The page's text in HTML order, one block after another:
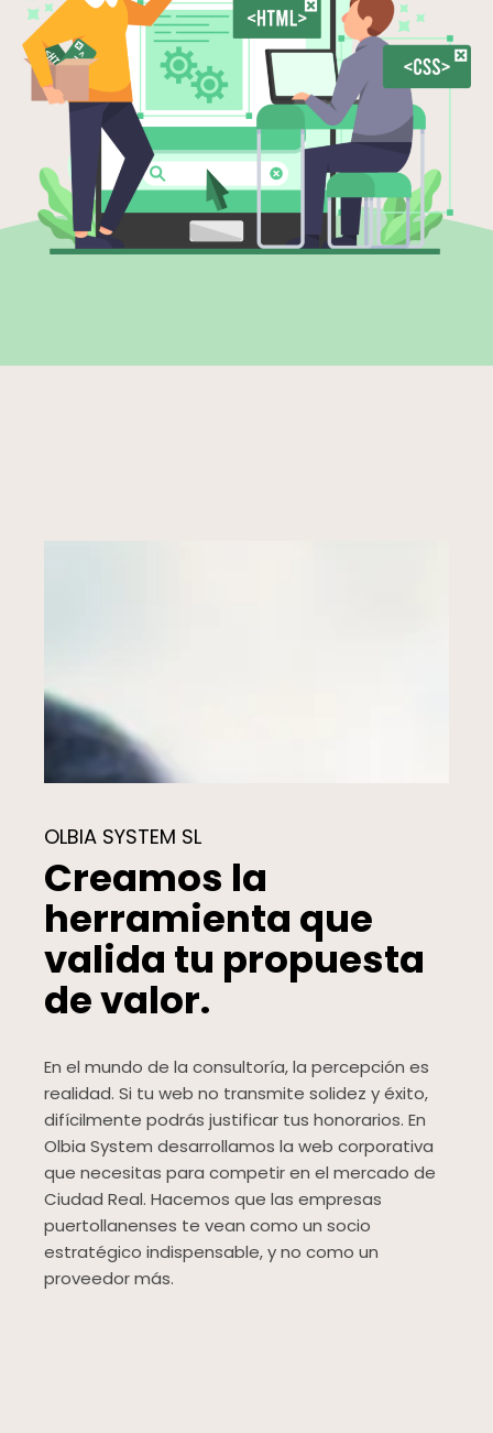
OLBIA SYSTEM SL
Creamos la
herramienta que
valida tu propuesta
de valor.
En el mundo de la consultoría, la percepción es
realidad. Si tu web no transmite solidez y éxito,
difícilmente podrás justificar tus honorarios. En
Olbia System desarrollamos la web corporativa
que necesitas para competir en el mercado de
Ciudad Real. Hacemos que las empresas
puertollanenses te vean como un socio
estratégico indispensable, y no como un
proveedor más.